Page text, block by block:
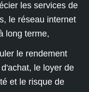
les services de
le réseau internet
long terme,
le rendement
le loyer de
et le risque de